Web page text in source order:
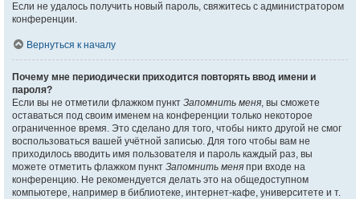
Если не удалось получить новый пароль, свяжитесь с администратором
конференции.
Вернуться к началу
Почему мне периодически приходится повторять ввод имени и
пароля?
Если вы не отметили флажком пункт Запомнить меня, вы сможете
оставаться под своим именем на конференции только некоторое
ограниченное время. Это сделано для того, чтобы никто другой не смог
воспользоваться вашей учётной записью. Для того чтобы вам не
приходилось вводить имя пользователя и пароль каждый раз, вы
можете отметить флажком пункт Запомнить меня при входе на
конференцию. Не рекомендуется делать это на общедоступном
компьютере, например в библиотеке, интернет-кафе, университете и т.